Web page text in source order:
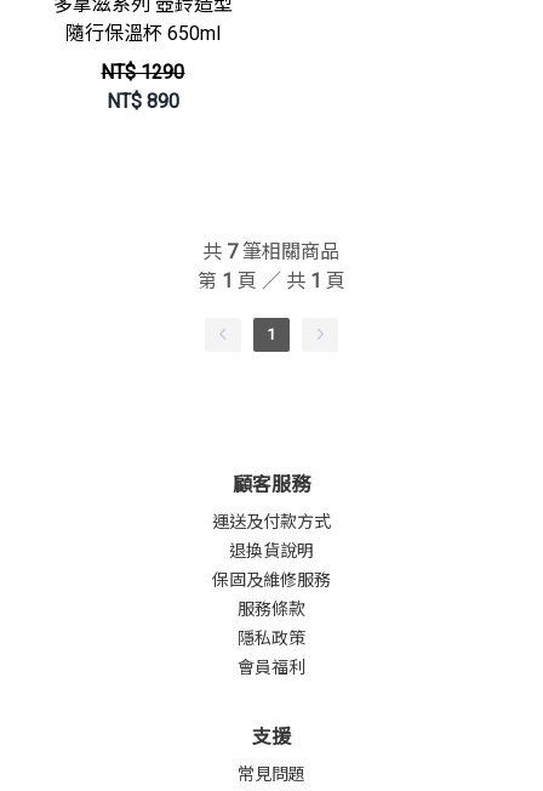
隨行保溫杯 650ml
NT$ 1290
NT$890
共 7筆相關商品
第 1 頁 ／ 共 1 頁
1
顧客服務
運送及付款方式
退換貨說明
保固及維修服務
服務條款
隱私政策
會員福利
支援
常見問題